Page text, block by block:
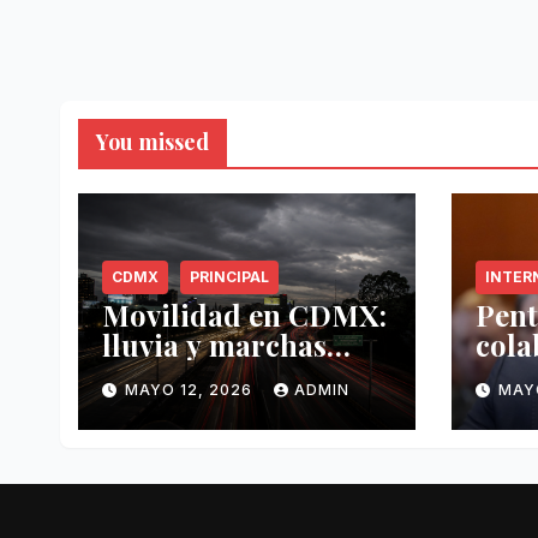
You missed
CDMX PRINCIPAL
Movilidad en CDMX:
lluvia y marchas
complican tráfico
este 12 de mayo
MAYO 12, 2026 ADMIN